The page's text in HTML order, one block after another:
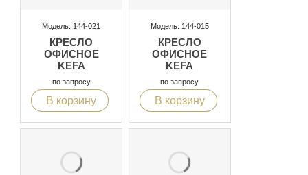
Модель: 144-021
КРЕСЛО
ОФИСНОЕ
KEFA
по запросу
В корзину
Модель: 144-015
КРЕСЛО
ОФИСНОЕ
KEFA
по запросу
В корзину